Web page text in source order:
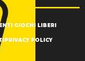
GIOCHI LIBERI
PRIVACY POLICY